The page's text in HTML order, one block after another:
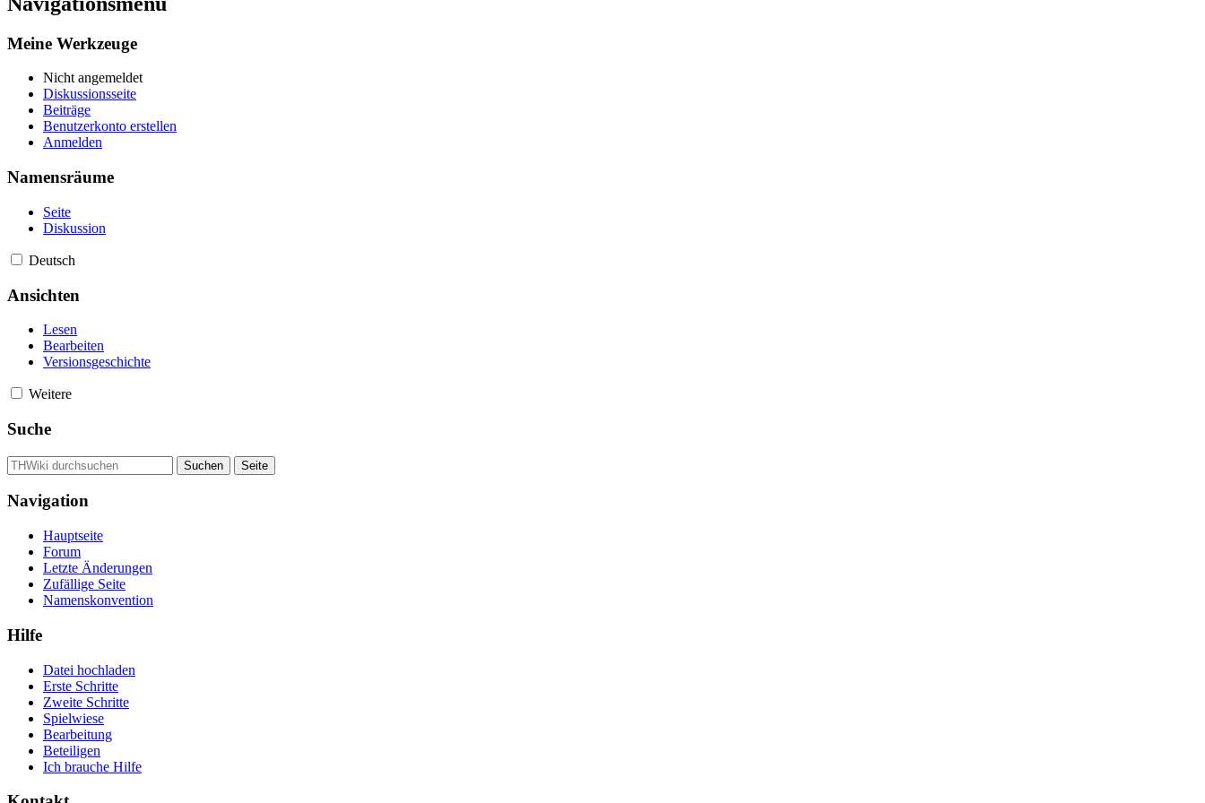
Meine Werkzeuge
Nicht angemeldet
Diskussionsseite
Beiträge
Benutzerkonto erstellen
Anmelden
Namensräume
Seite
Diskussion
Deutsch
Ansichten
Lesen
Bearbeiten
Versionsgeschichte
Weitere
Suche
Navigation
Hauptseite
Forum
Letzte Änderungen
Zufällige Seite
Namenskonvention
Hilfe
Datei hochladen
Erste Schritte
Zweite Schritte
Spielwiese
Bearbeitung
Beteiligen
Ich brauche Hilfe